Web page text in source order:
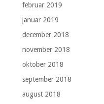
februar 2019
januar 2019
december 2018
november 2018
oktober 2018
september 2018
august 2018